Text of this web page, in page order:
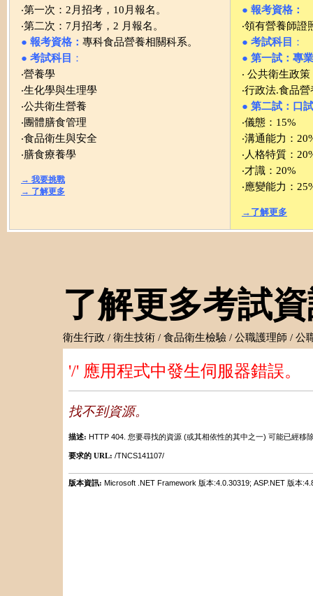
‧第一次：2月招考，10月報名。
‧第二次：7月招考，2 月報名。
● 報考資格： 專科食品營養相關科系。
● 考試科目
：
‧營養學
‧生化學與生理學
‧公共衛生營養
‧團體膳食管理
‧食品衛生與安全
‧膳食療養學
→ 我要挑戰
→ 了解更多
● 報考資格：
‧領有營養師證
● 考試科目
：
● 第一試：專
‧ 公共衛生政策
‧行政法.食品
● 第二試：口試
‧儀態：15%
‧溝通能力：
‧人格特質：
‧才識：20%
‧應變能力：
→了解更多
了解更多考試
衛生行政 / 衛生技術 / 食品衛生檢驗 / 公職護理師 / 公